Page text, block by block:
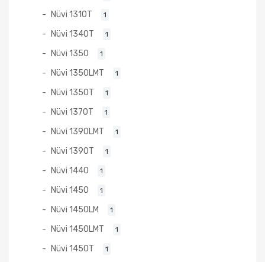
Nüvi 1310T 1
Nüvi 1340T 1
Nüvi 1350 1
Nüvi 1350LMT 1
Nüvi 1350T 1
Nüvi 1370T 1
Nüvi 1390LMT 1
Nüvi 1390T 1
Nüvi 1440 1
Nüvi 1450 1
Nüvi 1450LM 1
Nüvi 1450LMT 1
Nüvi 1450T 1